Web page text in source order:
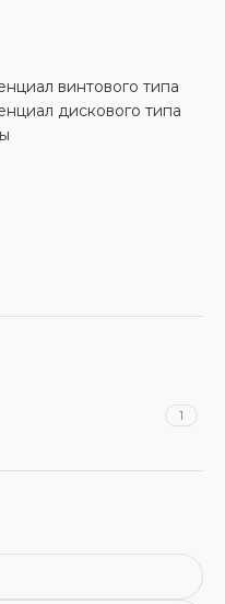
винтового типа
дискового типа
1